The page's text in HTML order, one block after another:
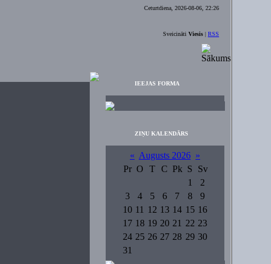
Ceturtdiena, 2026-08-06, 22:26
Sveicināti Viesis | RSS
IEEJAS FORMA
ZIŅU KALENDĀRS
« Augusts 2026 »
Pr O T C Pk S
Sv
1
2
3
4 5 6 7 8
9
10 11 12 13 14 15 16
17 18 19 20 21 22 23
24 25 26 27 28 29 30
31